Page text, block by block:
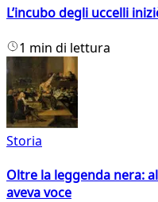
L’incubo degli uccelli
1 min di lettura
Storia
Oltre la leggenda nera:
aveva voce